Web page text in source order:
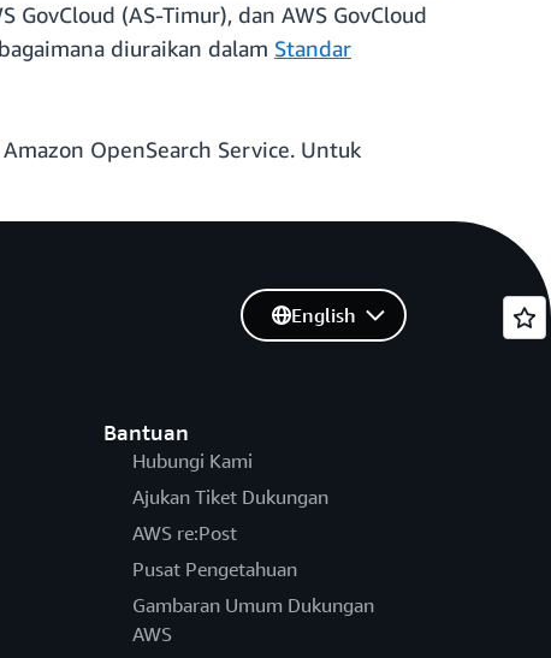
GovCloud (AS-Timur), dan AWS GovCloud
diuraikan dalam Standar
OpenSearch Service. Untuk
Bantuan
Hubungi Kami
Ajukan Tiket Dukungan
AWS re:Post
Pusat Pengetahuan
Gambaran Umum Dukungan
AWS
English